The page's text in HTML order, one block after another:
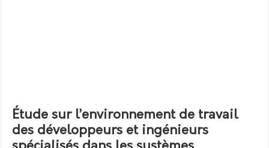
Étude sur l’environnement de travail
des développeurs et ingénieurs